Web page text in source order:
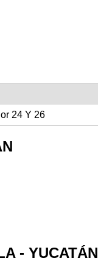
24 Y 26
- YUCATÁN